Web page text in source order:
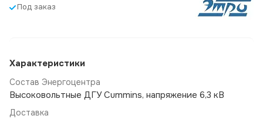
Под заказ
Характеристики
Состав Энергоцентра
Высоковольтные ДГУ Cummins, напряжение 6,3 кВ
Доставка